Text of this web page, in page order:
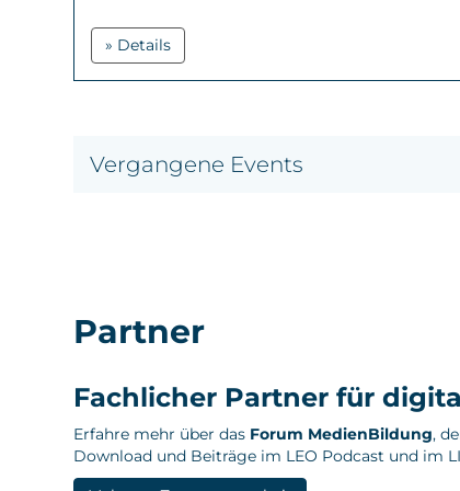
» Details
Vergangene Events
Partner
Fachlicher Partner für
Erfahre mehr über das Forum MedienBildung,
Download und Beiträge im LEO Podcast und im